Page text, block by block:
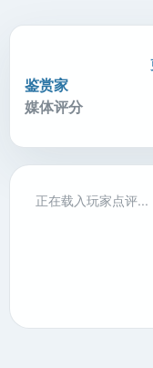
鉴赏家
媒体评分
正在载入玩家点评...